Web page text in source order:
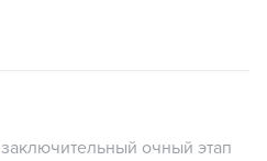
заключительный очный этап